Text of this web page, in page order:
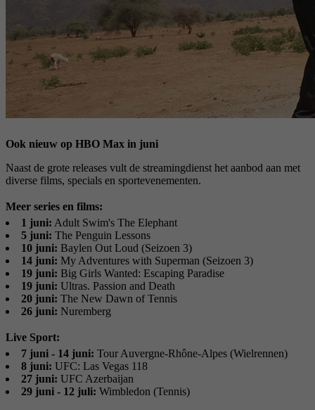
Ook nieuw op HBO Max in juni
Naast de grote releases vult de streamingdienst het aanbod aan met
diverse films, specials en sportevenementen.
Meer series en films:
1 juni: Adult Swim's The Elephant
5 juni: The Penguin Lessons
10 juni: Baylen Out Loud (Seizoen 3)
14 juni: My Adventures with Superman (Seizoen 3)
19 juni: Big Girls Wanted: Escaping Paradise
19 juni: Ultras. Passion and Death
20 juni: The New Dawn of Tennis
26 juni: Nuremberg
Live Sport:
7 juni - 14 juni: Tour Auvergne-Rhône-Alpes (Wielrennen)
8 juni: UFC: Las Vegas 118
27 juni: UFC Azerbaijan
29 juni - 12 juli: Wimbledon (Tennis)